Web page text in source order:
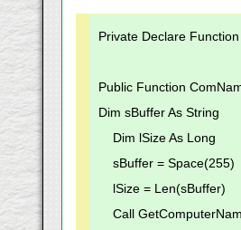
Private Declare
Public Function
Dim sBuffer As String
Dim lSize As Long
sBuffer = Space(255)
lSize = Len(sBuffer)
Call